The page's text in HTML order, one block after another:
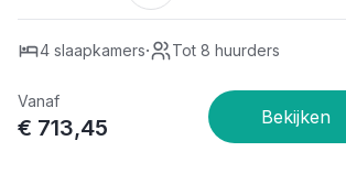
4 slaapkamers· Tot 8 huurders
Vanaf
€ 713,45